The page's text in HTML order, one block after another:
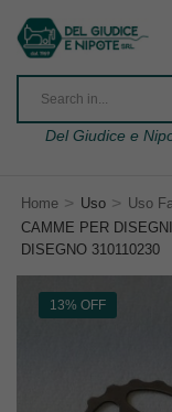
Del Giudice e
Home > Uso > Uso
CAMME PER
DISEGNO 310110230
13% OFF